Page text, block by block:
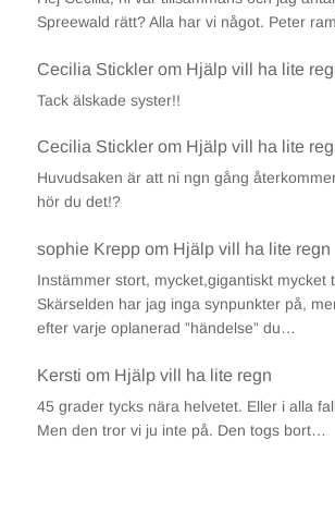
Spreewald rätt? Alla har vi något. Peter
Cecilia Sticklerom Hjälp vill ha lite
Tack älskade syster!!
Cecilia Sticklerom Hjälp vill ha lite
Huvudsaken är att ni ngn gång
hör du det!?
sophie Kreppom Hjälp vill ha lite regn
Instämmer stort, mycket,gigantiskt mycket
Skärselden har jag inga synpunkter på,
efter varje oplanerad ”händelse” du…
Kersti om Hjälp vill ha lite regn
45 grader tycks nära helvetet. Eller i alla
Men den tror vi ju inte på. Den togs bort…